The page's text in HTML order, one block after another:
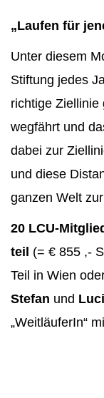
„Laufen für
Unter diesem
Stiftung jedes
richtige Ziellinie
wegfährt und
dabei zur
und diese
ganzen Welt
20 LCU-
teil (= € 855 ,-
Teil in Wien
Stefan und
„WeitläuferIn“